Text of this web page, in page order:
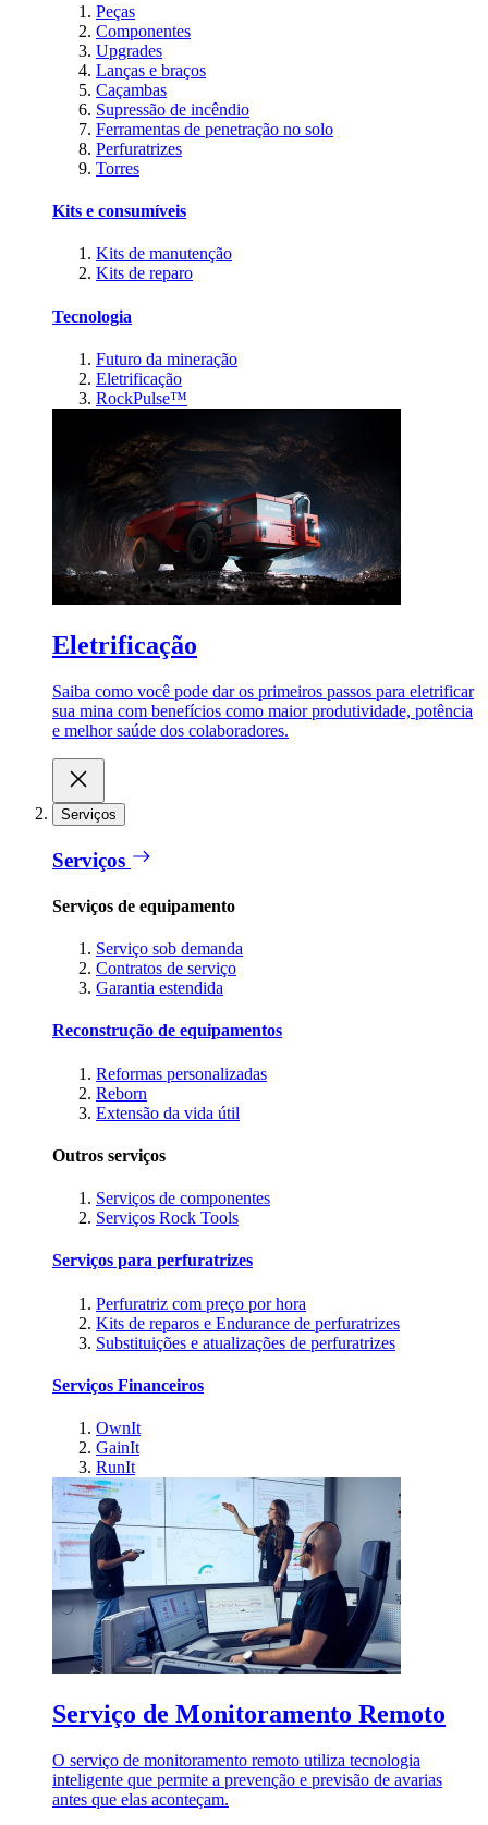
Peças
Componentes
Upgrades
Lanças e braços
Caçambas
Supressão de incêndio
Ferramentas de penetração no solo
Perfuratrizes
Torres
Kits e consumíveis
Kits de manutenção
Kits de reparo
Tecnologia
Futuro da mineração
Eletrificação
RockPulse™
Eletrificação
Saiba como você pode dar os primeiros passos para eletrificar
sua mina com benefícios como maior produtividade, potência
e melhor saúde dos colaboradores.
Serviços
Serviços
Serviços de equipamento
Serviço sob demanda
Contratos de serviço
Garantia estendida
Reconstrução de equipamentos
Reformas personalizadas
Reborn
Extensão da vida útil
Outros serviços
Serviços de componentes
Serviços Rock Tools
Serviços para perfuratrizes
Perfuratriz com preço por hora
Kits de reparos e Endurance de perfuratrizes
Substituições e atualizações de perfuratrizes
Serviços Financeiros
OwnIt
GainIt
RunIt
Serviço de Monitoramento Remoto
O serviço de monitoramento remoto utiliza tecnologia
inteligente que permite a prevenção e previsão de avarias
antes que elas aconteçam.